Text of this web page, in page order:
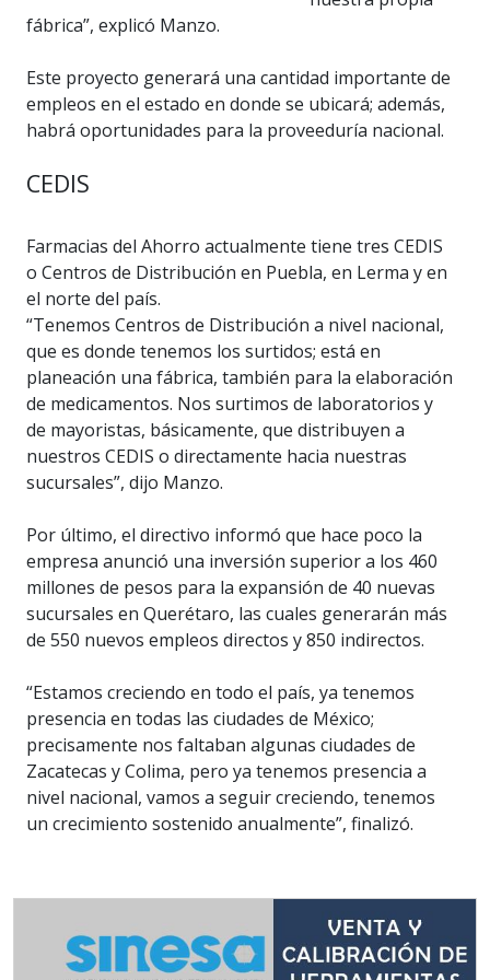
fábrica”, explicó Manzo.
Este proyecto generará una cantidad importante de
empleos en el estado en donde se ubicará; además,
habrá oportunidades para la proveeduría nacional.
CEDIS
Farmacias del Ahorro actualmente tiene tres CEDIS
o Centros de Distribución en Puebla, en Lerma y en
el norte del país.
“Tenemos Centros de Distribución a nivel nacional,
que es donde tenemos los surtidos; está en
planeación una fábrica, también para la elaboración
de medicamentos. Nos surtimos de laboratorios y
de mayoristas, básicamente, que distribuyen a
nuestros CEDIS o directamente hacia nuestras
sucursales”, dijo Manzo.
Por último, el directivo informó que hace poco la
empresa anunció una inversión superior a los 460
millones de pesos para la expansión de 40 nuevas
sucursales en Querétaro, las cuales generarán más
de 550 nuevos empleos directos y 850 indirectos.
“Estamos creciendo en todo el país, ya tenemos
presencia en todas las ciudades de México;
precisamente nos faltaban algunas ciudades de
Zacatecas y Colima, pero ya tenemos presencia a
nivel nacional, vamos a seguir creciendo, tenemos
un crecimiento sostenido anualmente”, finalizó.